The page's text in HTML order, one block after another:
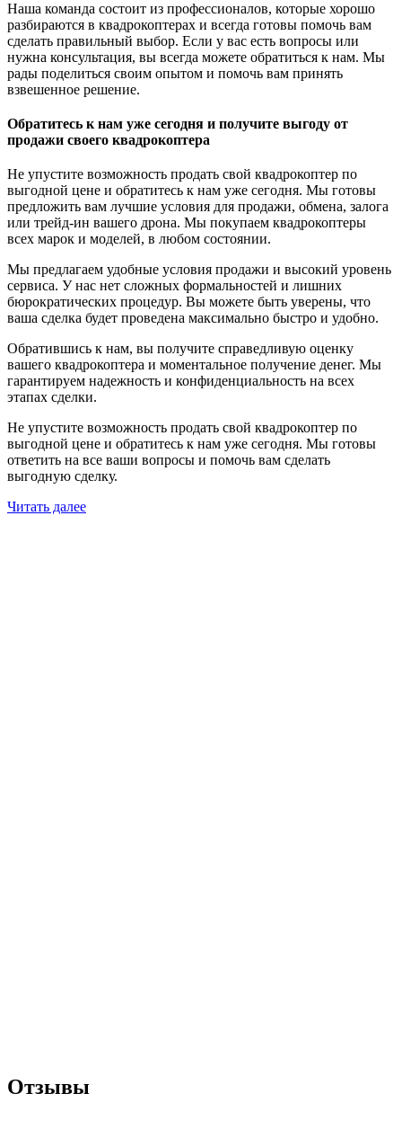
Наша команда состоит из профессионалов, которые хорошо
разбираются в квадрокоптерах и всегда готовы помочь вам
сделать правильный выбор. Если у вас есть вопросы или
нужна консультация, вы всегда можете обратиться к нам. Мы
рады поделиться своим опытом и помочь вам принять
взвешенное решение.
Обратитесь к нам уже сегодня и получите выгоду от
продажи своего квадрокоптера
Не упустите возможность продать свой квадрокоптер по
выгодной цене и обратитесь к нам уже сегодня. Мы готовы
предложить вам лучшие условия для продажи, обмена, залога
или трейд-ин вашего дрона. Мы покупаем квадрокоптеры
всех марок и моделей, в любом состоянии.
Мы предлагаем удобные условия продажи и высокий уровень
сервиса. У нас нет сложных формальностей и лишних
бюрократических процедур. Вы можете быть уверены, что
ваша сделка будет проведена максимально быстро и удобно.
Обратившись к нам, вы получите справедливую оценку
вашего квадрокоптера и моментальное получение денег. Мы
гарантируем надежность и конфиденциальность на всех
этапах сделки.
Не упустите возможность продать свой квадрокоптер по
выгодной цене и обратитесь к нам уже сегодня. Мы готовы
ответить на все ваши вопросы и помочь вам сделать
выгодную сделку.
Читать далее
Отзывы